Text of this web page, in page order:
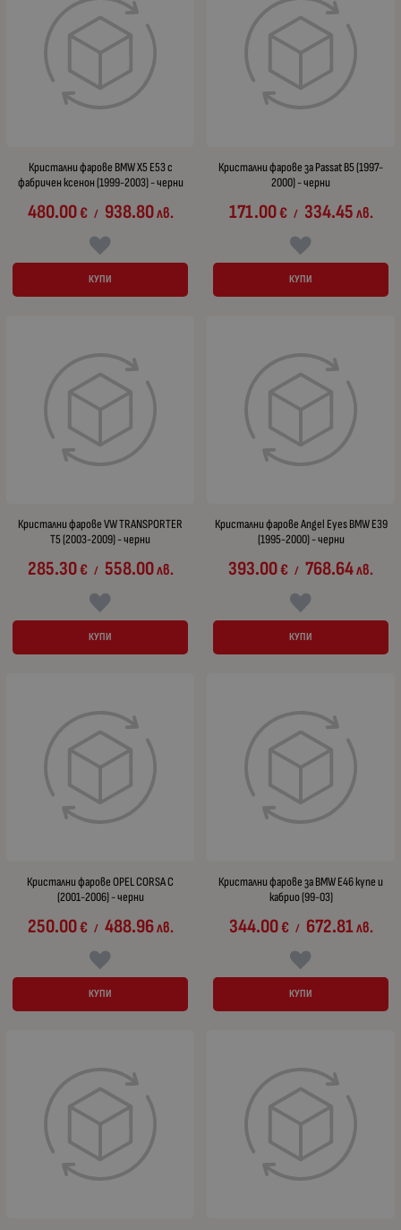
Кристални фарове BMW X5 E53 с
фабричен ксенон (1999-2003) - черни
480.00€ / 938.80лв.
КУПИ
Кристални фарове за Passat B5 (1997-
2000) - черни
171.00€ / 334.45лв.
КУПИ
Кристални фарове VW TRANSPORTER
T5 (2003-2009) - черни
285.30€ / 558.00лв.
КУПИ
Кристални фарове Angel Eyes BMW E39
(1995-2000) - черни
393.00€ / 768.64лв.
КУПИ
Кристални фарове OPEL CORSA C
(2001-2006) - черни
250.00€ / 488.96лв.
КУПИ
Кристални фарове за BMW E46 купе и
кабрио (99-03)
344.00€ / 672.81лв.
КУПИ